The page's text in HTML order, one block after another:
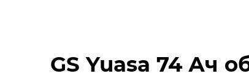
GS Yuasa 74 Ач